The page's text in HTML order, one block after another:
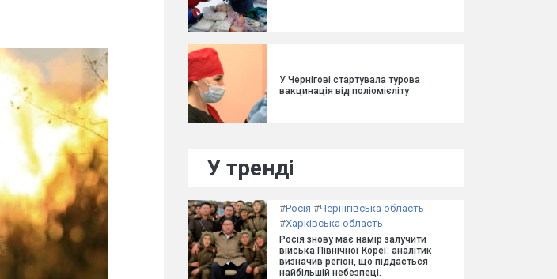
У Чернігові стартувала турова
вакцинація від поліомієліту
У тренді
#Росія #Чернігівська область
#Харківська область
Росія знову має намір залучити
війська Північної Кореї: аналітик
визначив регіон, що піддається
найбільшій небезпеці.